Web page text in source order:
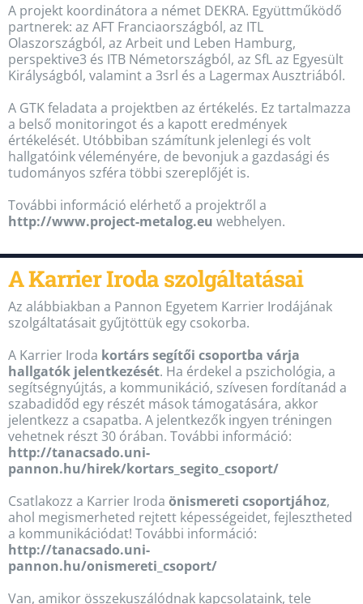
A projekt koordinátora a német DEKRA. Együttműködő
partnerek: az AFT Franciaországból, az ITL
Olaszországból, az Arbeit und Leben Hamburg,
perspektive3 és ITB Németországból, az SfL az Egyesült
Királyságból, valamint a 3srl és a Lagermax Ausztriából.
A GTK feladata a projektben az értékelés. Ez tartalmazza
a belső monitoringot és a kapott eredmények
értékelését. Utóbbiban számítunk jelenlegi és volt
hallgatóink véleményére, de bevonjuk a gazdasági és
tudományos szféra többi szereplőjét is.
További információ elérhető a projektről a
http://www.project-metalog.eu webhelyen.
A Karrier Iroda szolgáltatásai
Az alábbiakban a Pannon Egyetem Karrier Irodájának
szolgáltatásait gyűjtöttük egy csokorba.
A Karrier Iroda kortárs segítői csoportba várja
hallgatók jelentkezését. Ha érdekel a pszichológia, a
segítségnyújtás, a kommunikáció, szívesen fordítanád a
szabadidőd egy részét mások támogatására, akkor
jelentkezz a csapatba. A jelentkezők ingyen tréningen
vehetnek részt 30 órában. További információ:
http://tanacsado.uni-
pannon.hu/hirek/kortars_segito_csoport/
Csatlakozz a Karrier Iroda önismereti csoportjához,
ahol megismerheted rejtett képességeidet, fejlesztheted
a kommunikációdat! További információ:
http://tanacsado.uni-
pannon.hu/onismereti_csoport/
Van, amikor összekuszálódnak kapcsolataink, tele